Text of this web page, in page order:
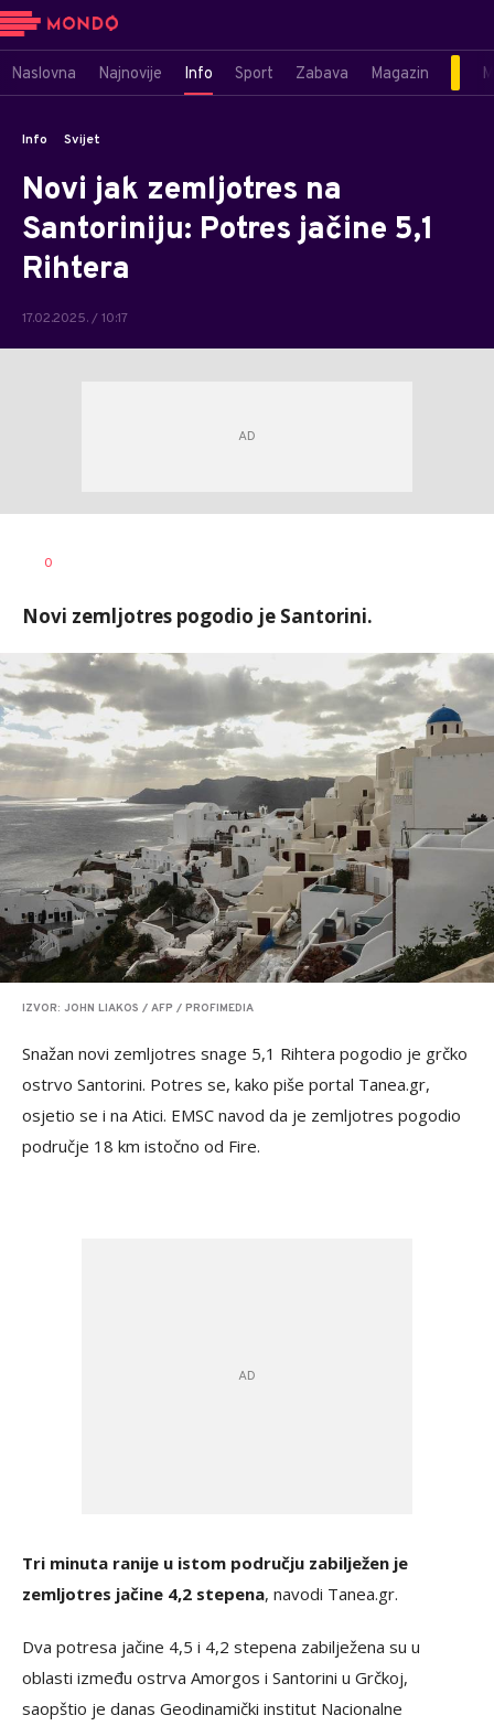
Naslovna Najnovije Info Sport Zabava Magazin
Info Svijet
Novi jak zemljotres na
Santoriniju: Potres jačine 5,1
Rihtera
17.02.2025. / 10:17
AUTOR
0
Novi zemljotres pogodio je Santorini.
IZVOR: JOHN LIAKOS / AFP / PROFIMEDIA
Snažan novi zemljotres snage 5,1 Rihtera pogodio je grčko
ostrvo Santorini. Potres se, kako piše portal Tanea.gr,
osjetio se i na Atici. EMSC navod da je zemljotres pogodio
područje 18 km istočno od Fire.
Tri minuta ranije u istom području zabilježen je
zemljotres jačine 4,2 stepena, navodi Tanea.gr.
Dva potresa jačine 4,5 i 4,2 stepena zabilježena su u
oblasti između ostrva Amorgos i Santorini u Grčkoj,
saopštio je danas Geodinamički institut Nacionalne